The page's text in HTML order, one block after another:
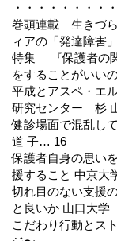
・・・・・・・・
巻頭連載 生きづ
ィアの「発達障
特集 『保護者の
をすることがいいの
平成とアスペ・エ
研究センター 杉
健診場面で混乱し
道 子… 16
保護者自身の思い
援すること 中京
切れ目のない支援
と良いか 山口大
こだわり行動とス